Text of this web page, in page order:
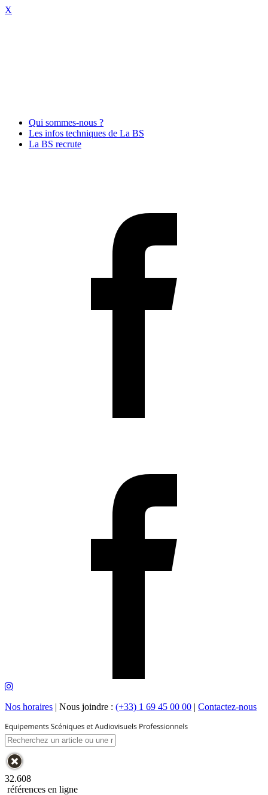
X
Qui sommes-nous ?
Les infos techniques de La BS
La BS recrute
Nos horaires | Nous joindre : (+33) 1 69 45 00 00 | Contactez-nous
32.608
références en ligne